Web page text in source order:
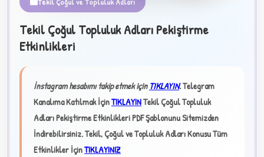
✧
Tekil Çoğul Topluluk Adları Pekiştirme
Etkinlikleri
İnstagram hesabımı takip etmek içinTIKLAYIN.Telegram
Kanalıma Katılmak İçinTIKLAYINTekil Çoğul Topluluk
Adları Pekiştirme Etkinlikleri PDF Şablonunu Sitemizden
İndirebilirsiniz.Tekil, Çoğul ve Topluluk Adları Konusu Tüm
Etkinlikler İçinTIKLAYINIZ
★